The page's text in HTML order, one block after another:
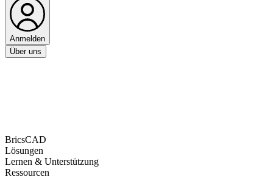
Anmelden
Über uns
BricsCAD
Lösungen
Lernen & Unterstützung
Ressourcen